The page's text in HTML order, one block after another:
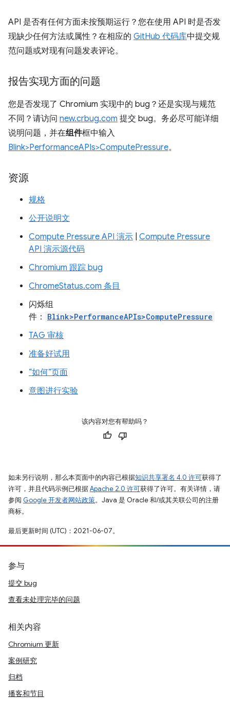
API 是否有任何方面未按预期运行？您在使用 API 时是否发
现缺少任何方法或属性？在相应的 GitHub 代码库中提交规
范问题或对现有问题发表评论。
报告实现方面的问题
您是否发现了 Chromium 实现中的 bug？还是实现与规范
不同？请访问 new.crbug.com 提交 bug。务必尽可能详细
说明问题，并在组件框中输入
Blink>PerformanceAPIs>ComputePressure。
资源
规格
公开说明文
Compute Pressure API 演示 Compute Pressure
API 演示源代码
Chromium 跟踪 bug
ChromeStatus.com 条目
闪烁组
件：
Blink>PerformanceAPIs>ComputePressure
TAG 审核
准备好试用
“如何”页面
意图进行实验
该内容对您有帮助吗？
如未另行说明，那么本页面中的内容已根据知识共享署名 4.0 许可获得了
许可，并且代码示例已根据Apache 2.0 许可获得了许可。有关详情，请
参阅 Google 开发者网站政策。Java 是 Oracle 和/或其关联公司的注册
商标。
最后更新时间 (UTC)：2021-06-07。
参与
提交 bug
查看未处理完毕的问题
相关内容
Chromium 更新
案例研究
归档
播客和节目